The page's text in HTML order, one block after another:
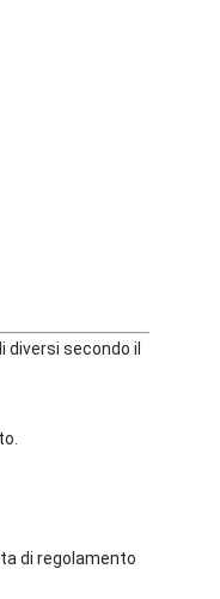
secondo il
di regolamento